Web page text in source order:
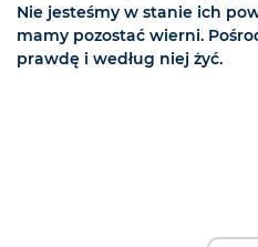
Nie jesteśmy w stanie ich
mamy pozostać wierni.
prawdę i według niej żyć.